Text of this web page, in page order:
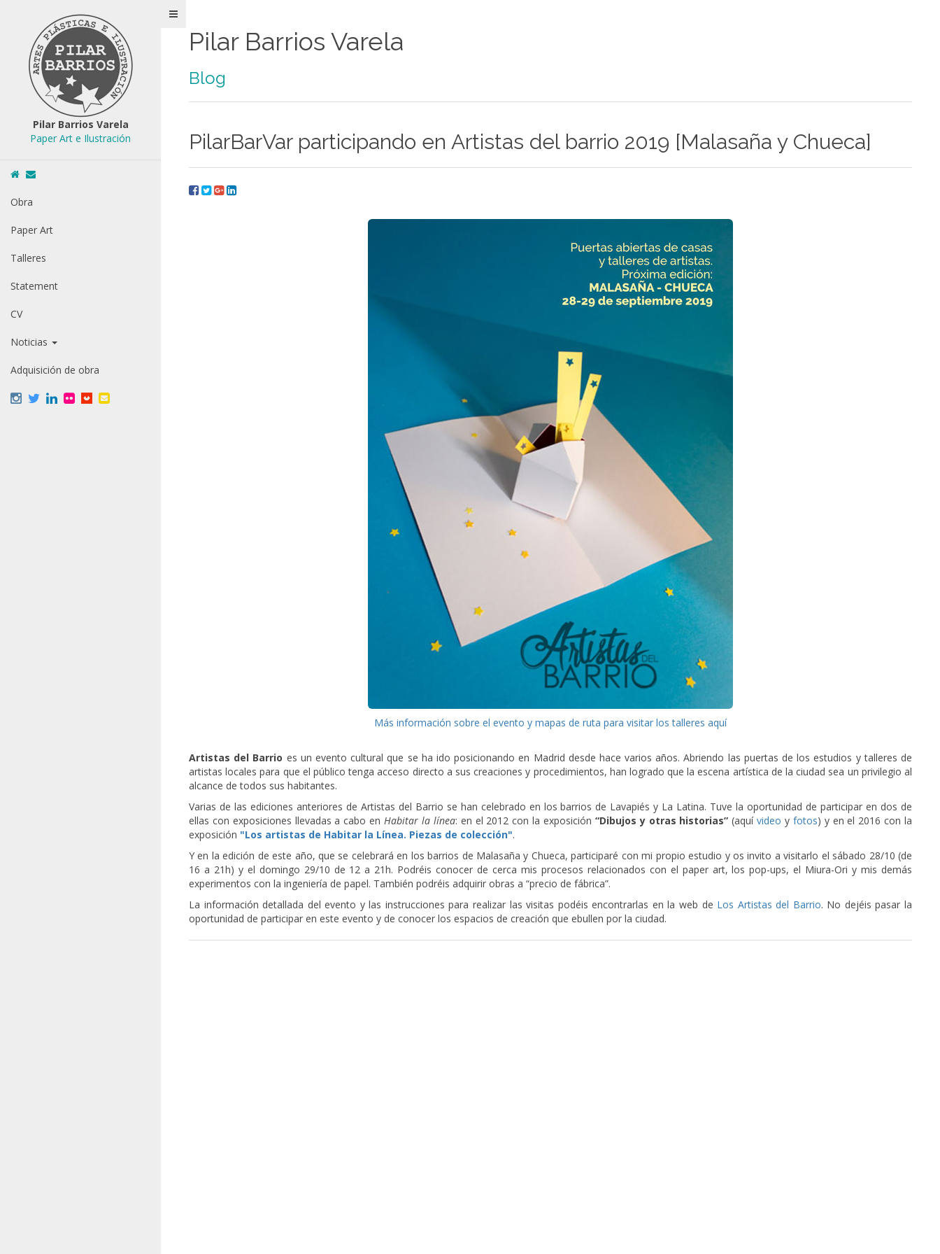
Pilar Barrios Varela
Paper Art e Ilustración
Obra
Paper Art
Talleres
Statement
CV
Noticias
Adquisición de obra
Pilar Barrios Varela
Blog
PilarBarVar participando en Artistas del barrio 2019 [Malasaña y Chueca]
Más información sobre el evento y mapas de ruta para visitar los talleres aquí
Artistas del Barrio es un evento cultural que se ha ido posicionando en Madrid desde hace varios años. Abriendo las puertas de los estudios y talleres de
artistas locales para que el público tenga acceso directo a sus creaciones y procedimientos, han logrado que la escena artística de la ciudad sea un privilegio al
alcance de todos sus habitantes.
Varias de las ediciones anteriores de Artistas del Barrio se han celebrado en los barrios de Lavapiés y La Latina. Tuve la oportunidad de participar en dos de
ellas con exposiciones llevadas a cabo enHabitar la línea: en el 2012 con la exposición “Dibujos y otras historias” (aquívideo y fotos) y en el 2016 con la
exposición "Los artistas de Habitar la Línea. Piezas de colección".
Y en la edición de este año, que se celebrará en los barrios de Malasaña y Chueca, participaré con mi propio estudio y os invito a visitarlo el sábado 28/10 (de
16 a 21h) y el domingo 29/10 de 12 a 21h. Podréis conocer de cerca mis procesos relacionados con el paper art, los pop-ups, el Miura-Ori y mis demás
experimentos con la ingeniería de papel. También podréis adquirir obras a “precio de fábrica”.
La información detallada del evento y las instrucciones para realizar las visitas podéis encontrarlas en la web de Los Artistas del Barrio. No dejéis pasar la
oportunidad de participar en este evento y de conocer los espacios de creación que ebullen por la ciudad.